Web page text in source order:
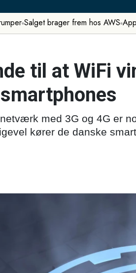
Salget brager frem hos AWS
til at WiFi
med 3G og 4G er
kører de danske